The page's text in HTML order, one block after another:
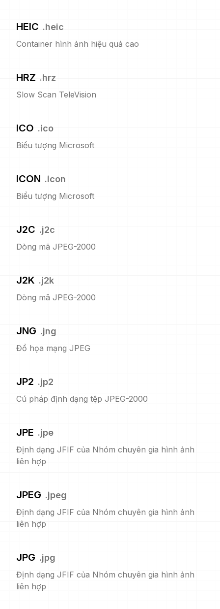
HEIC .heic
Container hình ảnh hiệu quả cao
HRZ .hrz
Slow Scan TeleVision
ICO .ico
Biểu tượng Microsoft
ICON .icon
Biểu tượng Microsoft
J2C .j2c
Dòng mã JPEG-2000
J2K .j2k
Dòng mã JPEG-2000
JNG .jng
Đồ họa mạng JPEG
JP2 .jp2
Cú pháp định dạng tệp JPEG-2000
JPE .jpe
Định dạng JFIF của Nhóm chuyên gia hình ảnh
liên hợp
JPEG .jpeg
Định dạng JFIF của Nhóm chuyên gia hình ảnh
liên hợp
JPG .jpg
Định dạng JFIF của Nhóm chuyên gia hình ảnh
liên hợp